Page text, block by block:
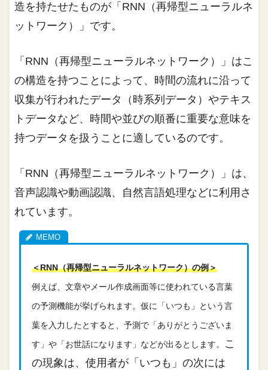
造を持たせた ものが「RNN（再帰型ニューラルネ
ットワーク）
」 です。
「RNN（再帰型ニューラルネットワーク）
」はこ
の構造を持つことによって、 時間の流れに沿って
収集が行われたデータ（時系列データ）やテキス
トデータなど、時間や並びの順番に重要な意味を
持つデータを扱うことに適しているのです。
「RNN（再帰型ニューラルネットワーク） 」 は、
音声認識や動画認識、自然言語処理などに利用さ
れています。
＜RNN（再帰型ニューラルネットワーク）の例＞
例えば、文章やメール作成画面等に使われている言葉
の予測機能が挙げられます。仮に「いつも」という言
葉を入力したとすると、予測で「ありがとうございま
す」や「お世話になります」などが出るとします。
こ
の現象は、使用者が「いつも」の次には